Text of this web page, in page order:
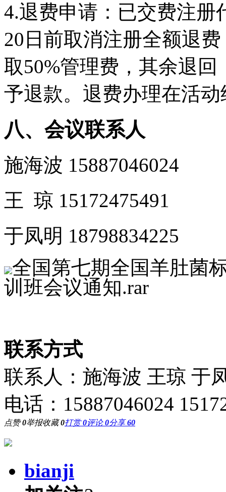
4.退费申请：已交费注册
20日前取消注册全额退
取50%管理费，其余退
予退款。退费办理在活
八、会议联系人
施海波 15887046024
王 琼 15172475491
于凤明 18798834225
全国第七期全国羊肚菌
训班会议通知.rar
联系方式
联系人：施海波 王琼 于
电话：15887046024
点赞0举报收藏0打赏0评论0分享60
bianji